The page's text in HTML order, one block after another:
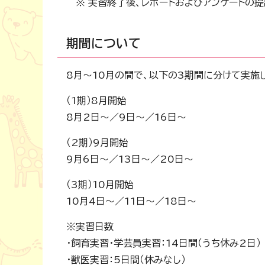
※ 実習終了後、レポートおよびアンケートの提
期間について
8月～10月の間で、以下の3期間に分けて実施し
（1期）8月開始
8月2日～／9日～／16日～
（2期）9月開始
9月6日～／13日～／20日～
（3期）10月開始
10月4日～／11日～／18日～
※実習日数
・飼育実習・学芸員実習：14日間（うち休み2日）
・獣医実習：5日間（休みなし）